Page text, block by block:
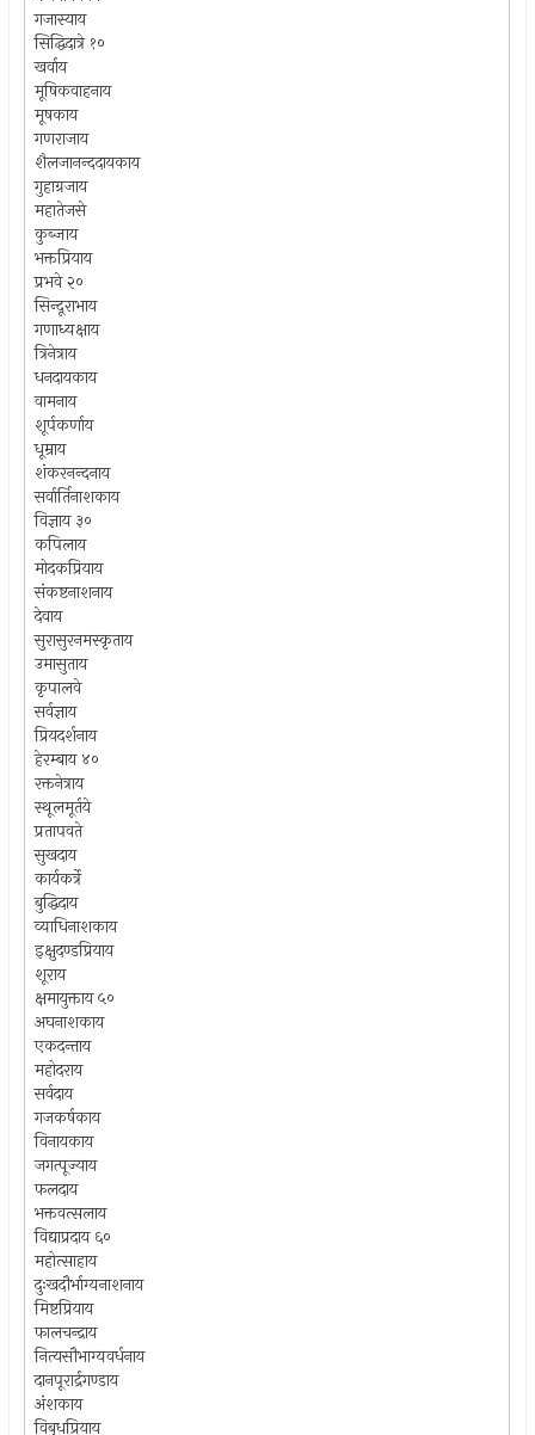
गजास्याय
सिद्धिदात्रे १०
खर्वाय
मूषिकवाहनाय
मूषकाय
गणराजाय
शैलजानन्ददायकाय
गुहाग्रजाय
महातेजसे
कुब्जाय
भक्तप्रियाय
प्रभवे २०
सिन्दूराभाय
गणाध्यक्षाय
त्रिनेत्राय
धनदायकाय
वामनाय
शूर्पकर्णाय
धूम्राय
शंकरनन्दनाय
सर्वार्तिनाशकाय
विज्ञाय ३०
कपिलाय
मोदकप्रियाय
संकष्टनाशनाय
देवाय
सुरासुरनमस्कृताय
उमासुताय
कृपालवे
सर्वज्ञाय
प्रियदर्शनाय
हेरम्बाय ४०
रक्तनेत्राय
स्थूलमूर्तये
प्रतापवते
सुखदाय
कार्यकर्त्रे
बुद्धिदाय
व्याधिनाशकाय
इक्षुदण्डप्रियाय
शूराय
क्षमायुक्ताय ५०
अघनाशकाय
एकदन्ताय
महोदराय
सर्वदाय
गजकर्षकाय
विनायकाय
जगत्पूज्याय
फलदाय
भक्तवत्सलाय
विद्याप्रदाय ६०
महोत्साहाय
दुःखदौर्भाग्यनाशनाय
मिष्टप्रियाय
फालचन्द्राय
नित्यसौभाग्यवर्धनाय
दानपूरार्द्रगण्डाय
अंशकाय
विबुधप्रियाय